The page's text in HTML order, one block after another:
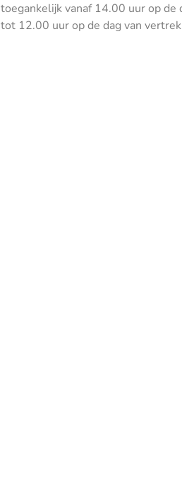
toegankelijk vanaf 14.00 uur op de
tot 12.00 uur op de dag van vertrek